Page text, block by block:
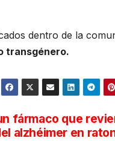
dentro de la
transgénero.
fármaco que
alzhéimer en